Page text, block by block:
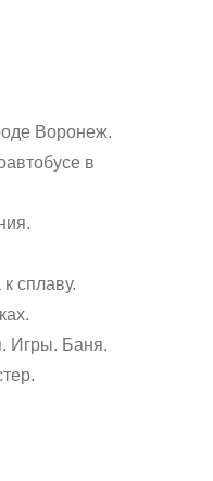
Воронеж.
в
сплаву.
Игры. Баня.